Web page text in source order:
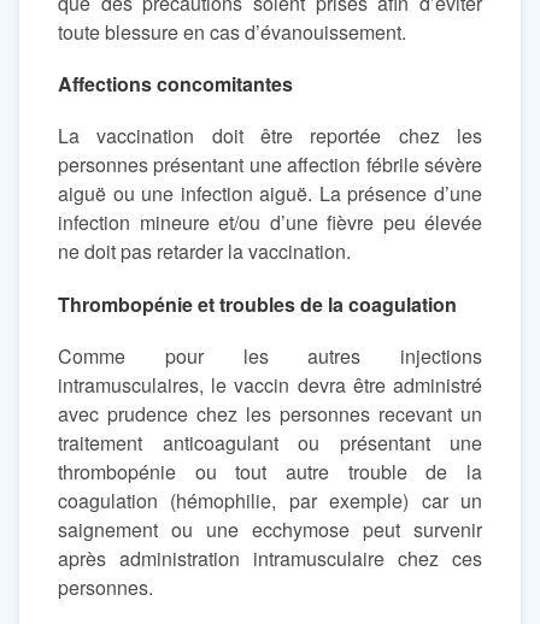
toute blessure en cas d’évanouissement.
Affections concomitantes
La vaccination doit être reportée chez les
personnes présentant une affection fébrile sévère
aiguë ou une infection aiguë. La présence d’une
infection mineure et/ou d’une fièvre peu élevée
ne doit pas retarder la vaccination.
Thrombopénie et troubles de la coagulation
Comme pour les autres injections
intramusculaires, le vaccin devra être administré
avec prudence chez les personnes recevant un
traitement anticoagulant ou présentant une
thrombopénie ou tout autre trouble de la
coagulation (hémophilie, par exemple) car un
saignement ou une ecchymose peut survenir
après administration intramusculaire chez ces
personnes.